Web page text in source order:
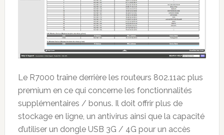
Le R7000 traîne derrière les routeurs 802.11ac plus
premium en ce qui concerne les fonctionnalités
supplémentaires / bonus. Il doit offrir plus de
stockage en ligne, un antivirus ainsi que la capacité
d’utiliser un dongle USB 3G / 4G pour un accès